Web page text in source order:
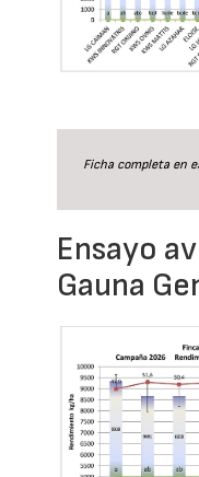
Ficha completa en
Ensayo
Gauna